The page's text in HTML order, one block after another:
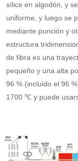
sílice en algodón, y
uniforme, y luego se
mediante punción y
estructura
de fibra es una
pequeño y una alta
96 % (incluido el 96
1700 ℃ y puede